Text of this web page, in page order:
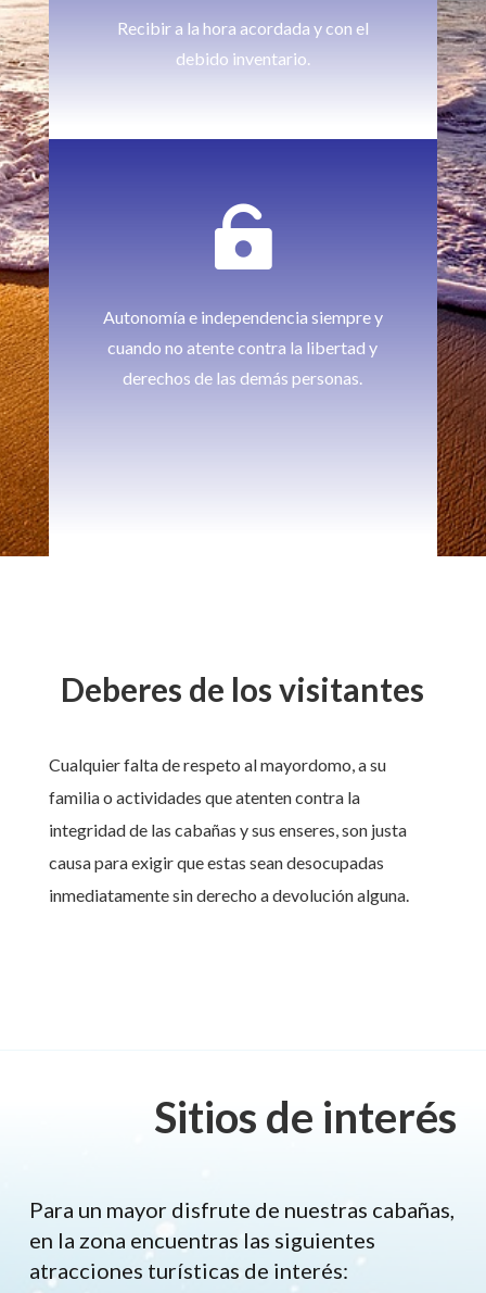
Recibir a la hora acordada y con el
debido inventario.

Autonomía e independencia siempre y
cuando no atente contra la libertad y
derechos de las demás personas.
Deberes de los visitantes
Cualquier falta de respeto al mayordomo, a su
familia o actividades que atenten contra la
integridad de las cabañas y sus enseres, son justa
causa para exigir que estas sean desocupadas
inmediatamente sin derecho a devolución alguna.
Sitios de interés
Para un mayor disfrute de nuestras cabañas,
en la zona encuentras las siguientes
atracciones turísticas de interés: